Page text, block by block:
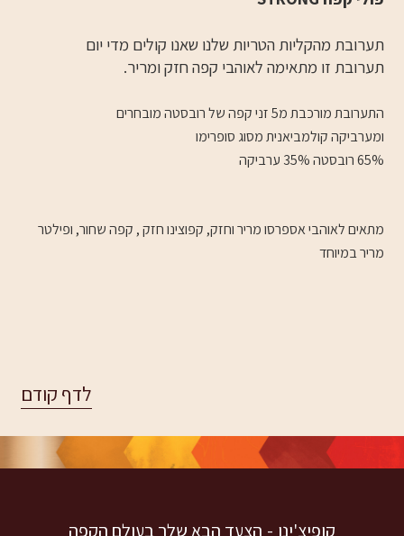
תערובת מהקליות הטריות שלנו שאנו קולים מדי יום
תערובת זו מתאימה לאוהבי קפה חזק ומריר.
התערובת מורכבת מ5 זני קפה של רובסטה מובחרים
ומערביקה קולמביאנית מסוג סופרימו
65% רובסטה 35% ערביקה
מתאים לאוהבי אספרסו מריר וחזק, קפוצינו חזק , קפה שחור, ופילטר
מריר במיוחד
קופיצ'ינו הצעד הבא שלך בעולם הקפה